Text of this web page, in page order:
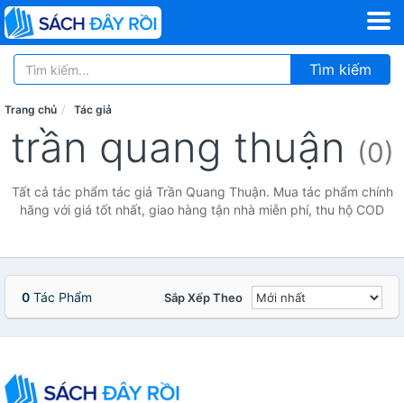
Tìm kiếm
Trang chủ Tác giả
trần quang thuận (0)
Tất cả tác phẩm tác giả Trần Quang Thuận. Mua tác phẩm chính
hãng với giá tốt nhất, giao hàng tận nhà miễn phí, thu hộ COD
0 Tác Phẩm Sắp Xếp Theo